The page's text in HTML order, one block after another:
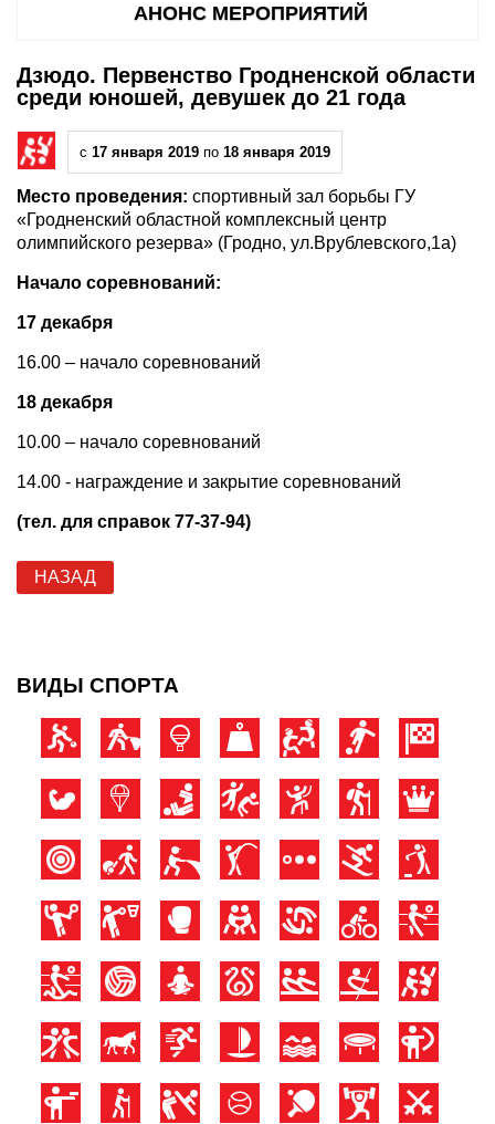
АНОНС МЕРОПРИЯТИЙ
Дзюдо. Первенство Гродненской области
среди юношей, девушек до 21 года
с 17 января 2019 по 18 января 2019
Место проведения: спортивный зал борьбы ГУ
«Гродненский областной комплексный центр
олимпийского резерва» (Гродно, ул.Врублевского,1а)
Начало соревнований:
17 декабря
16.00 – начало соревнований
18 декабря
10.00 – начало соревнований
14.00 - награждение и закрытие соревнований
(тел. для справок 77-37-94)
НАЗАД
ВИДЫ СПОРТА